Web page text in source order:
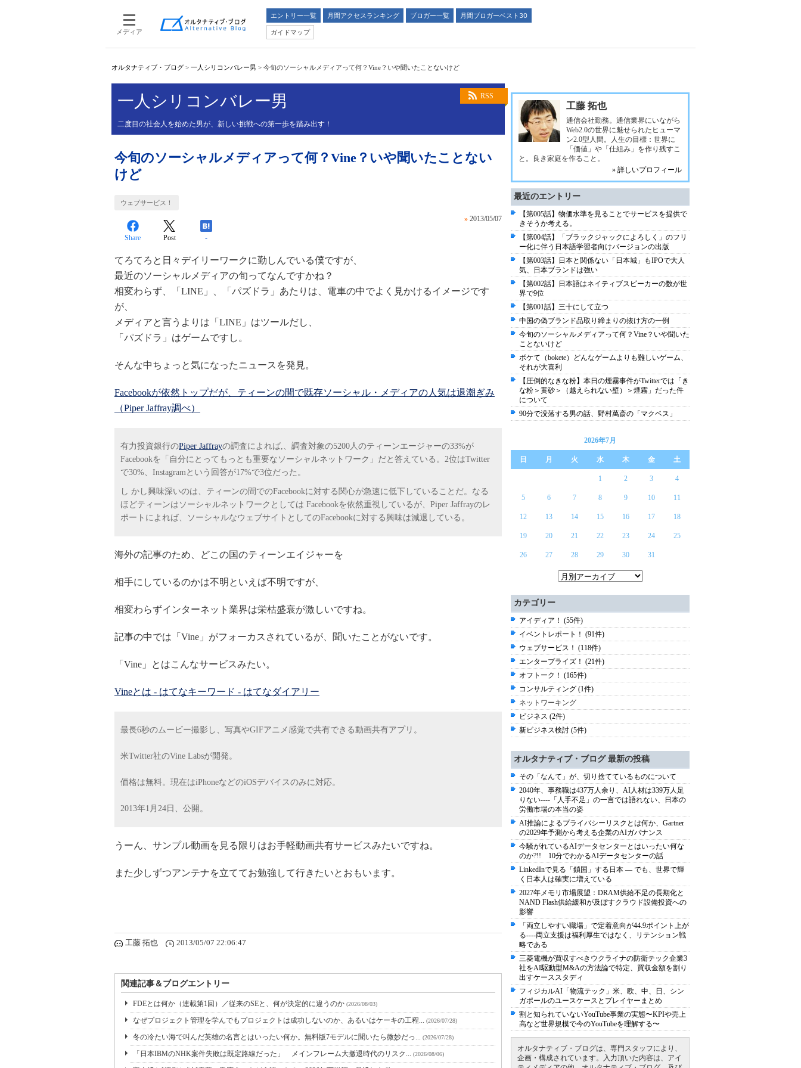
メディア
エントリー一覧 月間アクセスランキング ブロガー一覧
月間ブロガーベスト30
ガイドマップ
オルタナティブ・ブログ > 一人シリコンバレー男 > 今旬のソーシャルメディアって何？Vine？いや聞いたことないけど
RSS
一人シリコンバレー男
二度目の社会人を始めた男が、新しい挑戦への第一歩を踏み出す！
今旬のソーシャルメディアって何？Vine？いや聞いたことない
けど
ウェブサービス！
» 2013/05/07
Share Post -
てろてろと日々デイリーワークに勤しんでいる僕ですが、
最近のソーシャルメディアの旬ってなんですかね？
相変わらず、「LINE」、「パズドラ」あたりは、電車の中でよく見かけるイメージです
が、
メディアと言うよりは「LINE」はツールだし、
「パズドラ」はゲームですし。
そんな中ちょっと気になったニュースを発見。
Facebookが依然トップだが、ティーンの間で既存ソーシャル・メディアの人気は退潮ぎみ
（Piper Jaffray調べ）
有力投資銀行のPiper Jaffrayの調査によれば,、調査対象の5200人のティーンエージャーの33%が
Facebookを「自分にとってもっとも重要なソーシャルネットワーク」だと答えている。2位はTwitter
で30%、Instagramという回答が17%で3位だった。
し かし興味深いのは、ティーンの間でのFacebookに対する関心が急速に低下していることだ。なる
ほどティーンはソーシャルネットワークとしては Facebookを依然重視しているが、Piper Jaffrayのレ
ポートによれば、ソーシャルなウェブサイトとしてのFacebookに対する興味は減退している。
海外の記事のため、どこの国のティーンエイジャーを
相手にしているのかは不明といえば不明ですが、
相変わらずインターネット業界は栄枯盛衰が激しいですね。
記事の中では「Vine」がフォーカスされているが、聞いたことがないです。
「Vine」とはこんなサービスみたい。
Vineとは - はてなキーワード - はてなダイアリー
最長6秒のムービー撮影し、写真やGIFアニメ感覚で共有できる動画共有アプリ。
米Twitter社のVine Labsが開発。
価格は無料。現在はiPhoneなどのiOSデバイスのみに対応。
2013年1月24日、公開。
うーん、サンプル動画を見る限りはお手軽動画共有サービスみたいですね。
また少しずつアンテナを立ててお勉強して行きたいとおもいます。
工藤 拓也 2013/05/07 22:06:47
関連記事＆ブログエントリー
FDEとは何か（連載第1回）／従来のSEと、何が決定的に違うのか (2026/08/03)
なぜプロジェクト管理を学んでもプロジェクトは成功しないのか、あるいはケーキの工程... (2026/07/28)
冬の冷たい海で叫んだ英雄の名言とはいったい何か。無料版7モデルに聞いたら微妙だっ... (2026/07/28)
「日本IBMのNHK案件失敗は既定路線だった」 メインフレーム大撤退時代のリスク... (2026/08/06)
工藤 拓也
通信会社勤務。通信業界にいながら
Web2.0の世界に魅せられたヒューマ
ン2.0型人間。人生の目標：世界に
「価値」や「仕組み」を作り残すこ
と。良き家庭を作ること。
» 詳しいプロフィール
最近のエントリー
【第005話】物価水準を見ることでサービスを提供で
きそうか考える。
【第004話】「ブラックジャックによろしく」のフリ
ー化に伴う日本語学習者向けバージョンの出版
【第003話】日本と関係ない「日本城」もIPOで大人
気、日本ブランドは強い
【第002話】日本語はネイティブスピーカーの数が世
界で9位
【第001話】三十にして立つ
中国の偽ブランド品取り締まりの抜け方の一例
今旬のソーシャルメディアって何？Vine？いや聞いた
ことないけど
ボケて（bokete）どんなゲームよりも難しいゲーム、
それが大喜利
【圧倒的なきな粉】本日の煙霧事件がTwitterでは「き
な粉＞黄砂＞（越えられない壁）＞煙霧」だった件
について
90分で没落する男の話、野村萬斎の「マクベス」
2026年7月
日 月 火 水 木 金 土
1 2 3 4
5 6 7 8 9 10 11
12 13 14 15 16 17 18
19 20 21 22 23 24 25
26 27 28 29 30 31
カテゴリー
アイディア！ (55件)
イベントレポート！ (91件)
ウェブサービス！ (118件)
エンタープライズ！ (21件)
オフトーク！ (165件)
コンサルティング (1件)
ネットワーキング
ビジネス (2件)
新ビジネス検討 (5件)
オルタナティブ・ブログ 最新の投稿
その「なんて」が、切り捨てているものについて
2040年、事務職は437万人余り、AI人材は339万人足
りない----「人手不足」の一言では語れない、日本の
労働市場の本当の姿
AI推論によるプライバシーリスクとは何か、Gartner
の2029年予測から考える企業のAIガバナンス
今騒がれているAIデータセンターとはいったい何な
のか?!! 10分でわかるAIデータセンターの話
LinkedInで見る「鎖国」する日本 ― でも、世界で輝
く日本人は確実に増えている
2027年メモリ市場展望：DRAM供給不足の長期化と
NAND Flash供給緩和が及ぼすクラウド設備投資への
影響
「両立しやすい職場」で定着意向が44.9ポイント上が
る----両立支援は福利厚生ではなく、リテンション戦
略である
三菱電機が買収すべきウクライナの防衛テック企業3
社をAI駆動型M&Aの方法論で特定、買収金額を割り
出すケーススタディ
フィジカルAI「物流テック」米、欧、中、日、シン
ガポールのユースケースとプレイヤーまとめ
割と知られていないYouTube事業の実態〜KPIや売上
高など世界規模で今のYouTubeを理解する〜
オルタナティブ・ブログは、専門スタッフにより、
企画・構成されています。入力頂いた内容は、アイ